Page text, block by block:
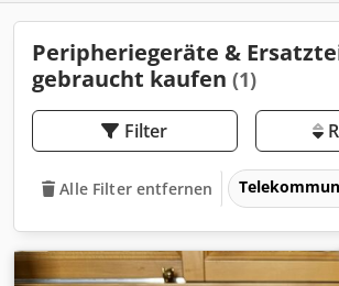
Peripheriegeräte &
gebraucht kaufen (1)
Filter
Alle Filter entfernen